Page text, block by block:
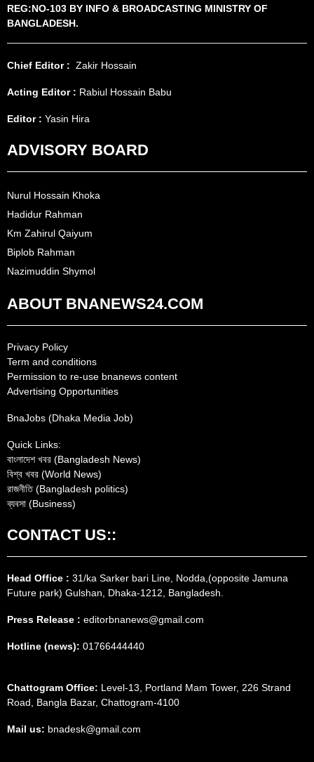
REG:NO-103 BY INFO & BROADCASTING MINISTRY OF
BANGLADESH.
Chief Editor : Zakir Hossain
Acting Editor : Rabiul Hossain Babu
Editor : Yasin Hira
ADVISORY BOARD
Nurul Hossain Khoka
Hadidur Rahman
Km Zahirul Qaiyum
Biplob Rahman
Nazimuddin Shymol
ABOUT BNANEWS24.COM
Privacy Policy
Term and conditions
Permission to re-use bnanews content
Advertising Opportunities
BnaJobs (Dhaka Media Job)
Quick Links:
বাংলাদেশ খবর (Bangladesh News)
বিশ্ব খবর (World News)
রাজনীতি (Bangladesh politics)
ব্যবসা (Business)
CONTACT US::
Head Office : 31/ka Sarker bari Line, Nodda,(opposite Jamuna
Future park) Gulshan, Dhaka-1212, Bangladesh.
Press Release : editorbnanews@gmail.com
Hotline (news): 01766444440
Chattogram Office: Level-13, Portland Mam Tower, 226 Strand
Road, Bangla Bazar, Chattogram-4100
Mail us: bnadesk@gmail.com